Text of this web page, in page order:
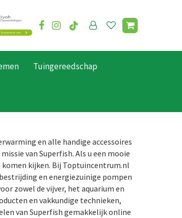
Tuingereedschap
en alle handige accessoires
van Superfish. Als u een mooie
komen kijken. Bij Toptuincentrum.nl
en energiezuinige pompen
zowel de vijver, het aquarium en
en vakkundige technieken,
van Superfish gemakkelijk online